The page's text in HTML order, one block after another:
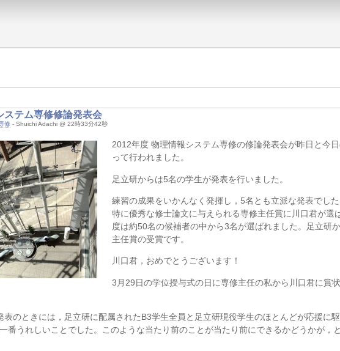
ステム専修修論発表会
修 - Shuichi Adachi @ 22時33分42秒
2012年度 物理情報システム専修の修論発表会が昨日と今
って行われました。
足立研からは5名の学生が発表を行いました。
練習の成果をいかんなく発揮し，5名とも立派な発表でした
特に優秀な修士論文に与えられる専修主任賞に川口君が選
度は約50名の候補者の中から3名が選ばれました。足立研
主任賞の受賞です。
川口君，おめでとうございます！
3月29日の学位授与式の日に専修主任の私から川口君に賞
表のときには，足立研に配属されたB3学生全員と足立研現役学生のほとんどが応援に
番うれしいことでした。このような当たり前のことが当たり前にできるかどうかが，